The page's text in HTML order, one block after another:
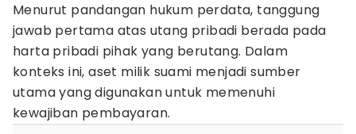
Menurut pandangan hukum perdata, tanggung
jawab pertama atas utang pribadi berada pada
harta pribadi pihak yang berutang. Dalam
konteks ini, aset milik suami menjadi sumber
utama yang digunakan untuk memenuhi
kewajiban pembayaran.